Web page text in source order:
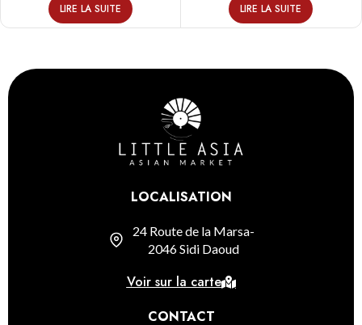
LIRE LA SUITE LIRE LA SUITE
LOCALISATION
24 Route de la Marsa-
2046 Sidi Daoud
Voir sur la carte
CONTACT